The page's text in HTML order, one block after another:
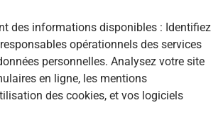
des informations disponibles : Identifiez
opérationnels des services
personnelles. Analysez votre site
en ligne, les mentions
des cookies, et vos logiciels